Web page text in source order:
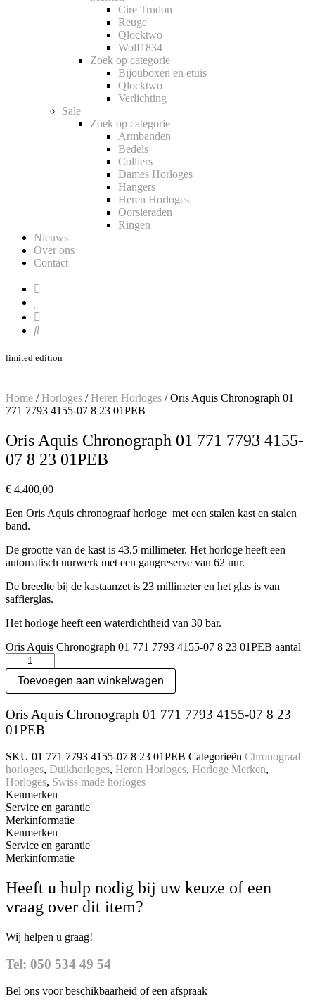
Cire Trudon
Reuge
Qlocktwo
Wolf1834
Zoek op categorie
Bijouboxen en etuis
Qlocktwo
Verlichting
Sale
Zoek op categorie
Armbanden
Bedels
Colliers
Dames Horloges
Hangers
Heren Horloges
Oorsieraden
Ringen
Nieuws
Over ons
Contact
limited edition
Home /Horloges /Heren Horloges / Oris Aquis Chronograph 01
771 7793 4155-07 8 23 01PEB
Oris Aquis Chronograph 01 771 7793 4155-
07 8 23 01PEB
€ 4.400,00
Een Oris Aquis chronograaf horloge met een stalen kast en stalen
band.
De grootte van de kast is 43.5 millimeter. Het horloge heeft een
automatisch uurwerk met een gangreserve van 62 uur.
De breedte bij de kastaanzet is 23 millimeter en het glas is van
saffierglas.
Het horloge heeft een waterdichtheid van 30 bar.
Oris Aquis Chronograph 01 771 7793 4155-07 8 23 01PEB aantal
Toevoegen aan winkelwagen
Oris Aquis Chronograph 01 771 7793 4155-07 8 23
01PEB
SKU 01 771 7793 4155-07 8 23 01PEB Categorieën Chronograaf
horloges, Duikhorloges, Heren Horloges, Horloge Merken,
Horloges, Swiss made horloges
Kenmerken
Service en garantie
Merkinformatie
Kenmerken
Service en garantie
Merkinformatie
Heeft u hulp nodig bij uw keuze of een
vraag over dit item?
Wij helpen u graag!
Tel: 050 534 49 54
Bel ons voor beschikbaarheid of een afspraak